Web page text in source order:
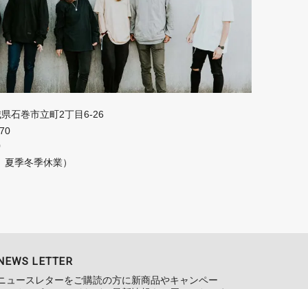
石巻市立町2丁目6-26
季冬季休業）
LETTER
ュースレターをご購読の方に新商品やキャンペー